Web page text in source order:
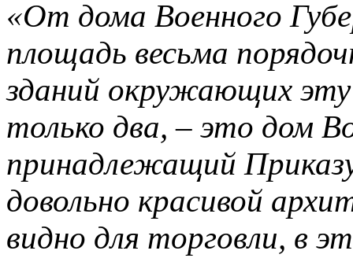
«От дома Военного
площадь весьма
зданий окружающих
только два, – это дом
принадлежащий
довольно красивой
видно для торговли, в